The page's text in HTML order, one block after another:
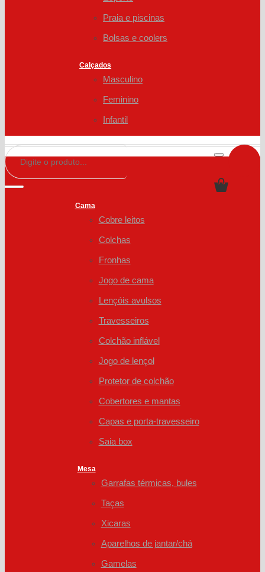
Praia e piscinas
Bolsas e coolers
Calçados
Masculino
Feminino
Infantil
Cama
Cobre leitos
Colchas
Fronhas
Jogo de cama
Lençóis avulsos
Travesseiros
Colchão inflável
Jogo de lençol
Protetor de colchão
Cobertores e mantas
Capas e porta-travesseiro
Saia box
Mesa
Garrafas térmicas, bules
Taças
Xicaras
Aparelhos de jantar/chá
Gamelas